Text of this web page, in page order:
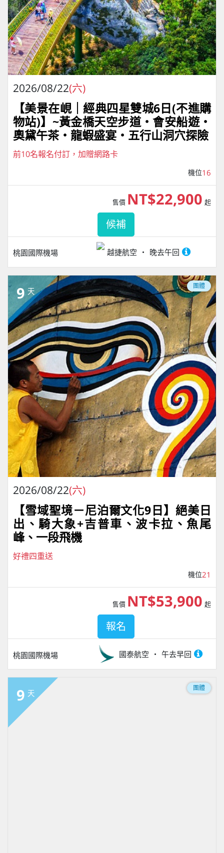
2026/08/22(六)
【美景在峴｜經典四星雙城6日(不進購
物站)】~黃金橋天空步道・會安船遊・
奧黛午茶・龍蝦盛宴・五行山洞穴探險
前10名報名付訂，加贈網路卡
機位16
桃園國際機場 越捷航空 晚去午回
售價 NT$22,900 起
候補
9 天
團體
2026/08/22(六)
【雪域聖境－尼泊爾文化9日】絕美日
出、騎大象+吉普車、波卡拉、魚尾
峰、一段飛機
好禮四重送
機位21
桃園國際機場 國泰航空 午去早回
售價 NT$53,900 起
報名
9 天
團體